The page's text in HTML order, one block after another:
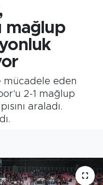
mağlup
mücadele eden
2-1 mağlup
araladı.
ve Fikstür